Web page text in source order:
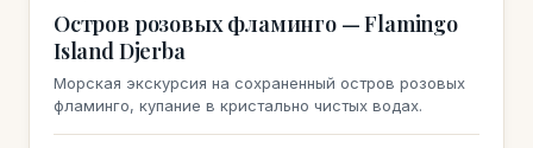
Остров розовых фламинго — Flamingo
Island Djerba
Морская экскурсия на сохраненный остров розовых
фламинго, купание в кристально чистых водах.